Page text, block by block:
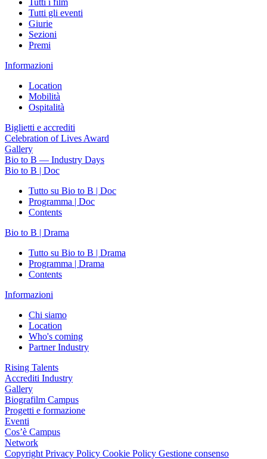
Tutti gli eventi
Giurie
Sezioni
Premi
Informazioni
Location
Mobilità
Ospitalità
Biglietti e accrediti
Celebration of Lives Award
Gallery
Bio to B — Industry Days
Bio to B | Doc
Tutto su Bio to B | Doc
Programma | Doc
Contents
Bio to B | Drama
Tutto su Bio to B | Drama
Programma | Drama
Contents
Informazioni
Chi siamo
Location
Who's coming
Partner Industry
Rising Talents
Accrediti Industry
Gallery
Biografilm Campus
Progetti e formazione
Eventi
Cos’è Campus
Network
Copyright Privacy Policy Cookie Policy Gestione consenso